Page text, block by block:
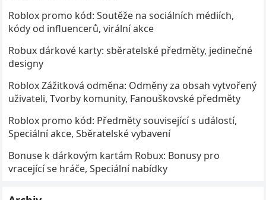
Roblox promo kód: Soutěže na sociálních médiích,
kódy od influencerů, virální akce
Robux dárkové karty: sběratelské předměty, jedinečné
designy
Roblox Zážitková odměna: Odměny za obsah vytvořený
uživateli, Tvorby komunity, Fanouškovské předměty
Roblox promo kód: Předměty související s událostí,
Speciální akce, Sběratelské vybavení
Bonuse k dárkovým kartám Robux: Bonusy pro
vracející se hráče, Speciální nabídky